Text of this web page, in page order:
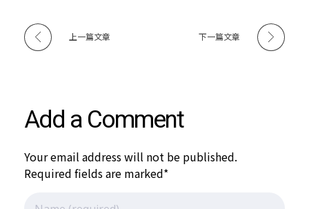
5
2
0
上一篇文章 下一篇文章
Add a Comment
Your email address will not be published.
Required fields are marked*